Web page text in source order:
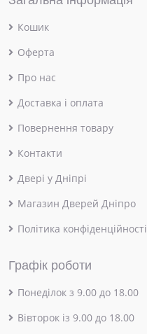
Кошик
Оферта
Про нас
Доставка і оплата
Повернення товару
Контакти
Двері у Дніпрі
Магазин Дверей Дніпро
Політика конфіденційності
Графік роботи
Понеділок з 9.00 до 18.00
Вівторок із 9.00 до 18.00